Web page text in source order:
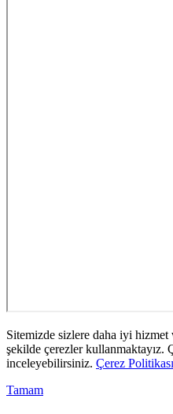
Sitemizde sizlere daha iyi
şekilde çerezler kullanmaktayız.
inceleyebilirsiniz. Çerez Politikası
Tamam